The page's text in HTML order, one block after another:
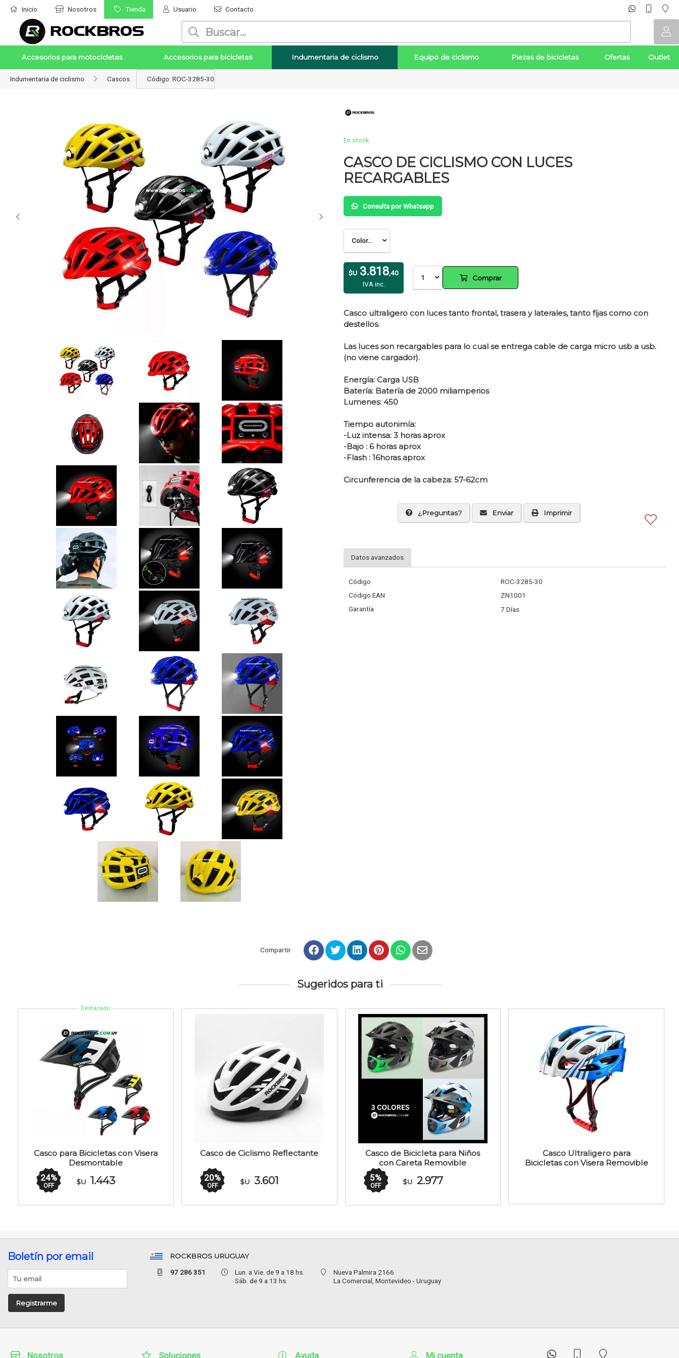
Inicio Nosotros Tienda Usuario Contacto
Accesorios para motocicletas Accesorios para bicicletas Indumentaria de ciclismo Equipo de ciclismo Piezas de bicicletas Ofertas Outlet
Indumentaria de ciclismo Cascos Código: ROC-3285-30
En stock
CASCO DE CICLISMO CON LUCES
RECARGABLES
Consulta por Whatsapp
Color...
$U 3.818,40
IVA inc.
1 Comprar
Casco ultraligero con luces tanto frontal, trasera y laterales, tanto fijas como con
destellos.
Las luces son recargables para lo cual se entrega cable de carga micro usb a usb.
(no viene cargador).
Energía: Carga USB
Batería: Batería de 2000 miliamperios
Lumenes: 450
Tiempo autonimía:
-Luz intensa: 3 horas aprox
-Bajo : 6 horas aprox
-Flash : 16horas aprox
Circunferencia de la cabeza: 57-62cm
¿Preguntas? Enviar Imprimir
Datos avanzados
Código
ROC-3285-30
Código EAN
ZN1001
Garantía
7 Días
Compartir
Sugeridos para ti
Destacado
Casco para Bicicletas con Visera
Desmontable
24%
OFF $U 1.443
Casco de Ciclismo Reflectante
20%
OFF $U 3.601
Casco de Bicicleta para Niños
con Careta Removible
5%
OFF $U 2.977
Casco Ultraligero para
Bicicletas con Visera Removible
Boletín por email
Registrarme
ROCKBROS URUGUAY
97 286 351
Lun. a Vie. de 9 a 18 hs.
Sáb. de 9 a 13 hs.
Nueva Palmira 2166
La Comercial, Montevideo - Uruguay
Enviar a email
Enviar
Nosotros Soluciones Ayuda Mi cuenta